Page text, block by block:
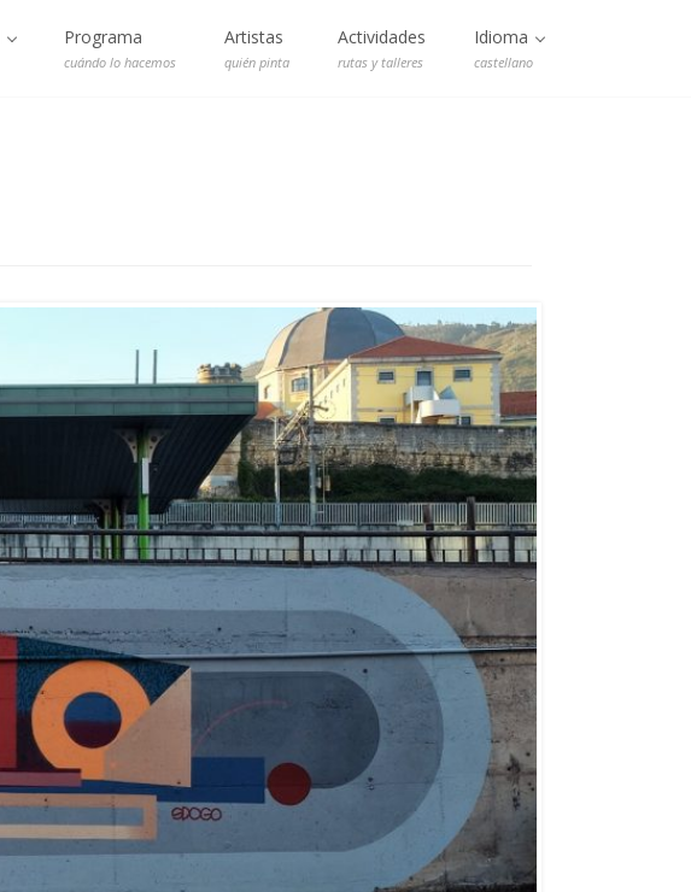
Programa
cuándo lo hacemos
Artistas
quién pinta
Actividades
rutas y talleres
Idioma
castellano